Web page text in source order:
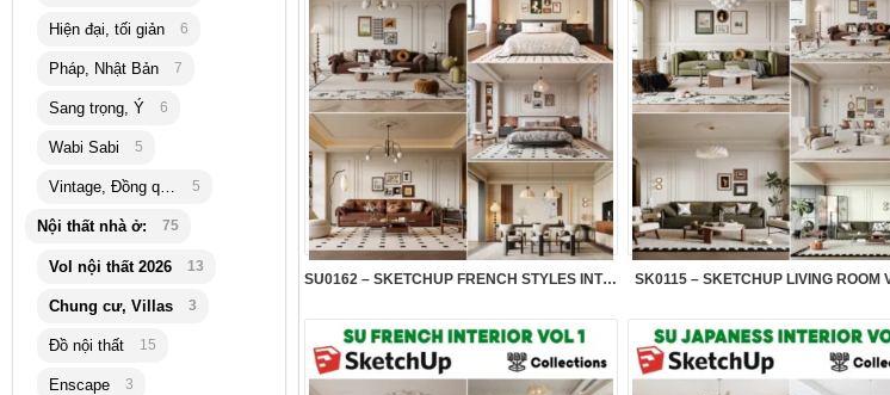
SU0162 – SKETCHUP FRENCH STYLES INTERIOR VOL.2 SK0115 – SKETCHUP LIVING ROOM
Hiện đại, tối giản 6
Pháp, Nhật Bản 7
Sang trọng, Ý 6
Wabi Sabi 5
Vintage, Đồng quê 5
Nội thất nhà ở: 75
Vol nội thất 2026 13
Chung cư, Villas 3
Đồ nội thất 15
Enscape 3